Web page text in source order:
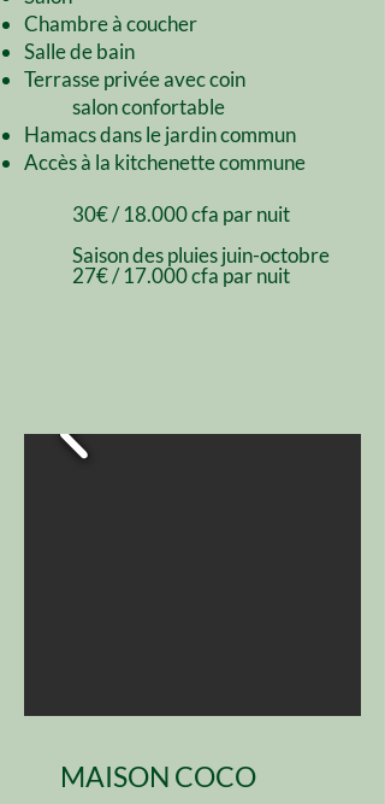
Chambre à coucher
Salle de bain
Terrasse privée avec coin
salon confortable
Hamacs dans le jardin commun
Accès à la kitchenette commune
30€ / 18.000 cfa par nuit
Saison des pluies juin-octobre
27€ / 17.000 cfa par nuit
MAISON COCO